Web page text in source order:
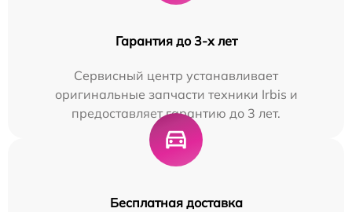
Гарантия до 3-х лет
Сервисный центр устанавливает
оригинальные запчасти техники Irbis и
предоставляет гарантию до 3 лет.
Бесплатная доставка